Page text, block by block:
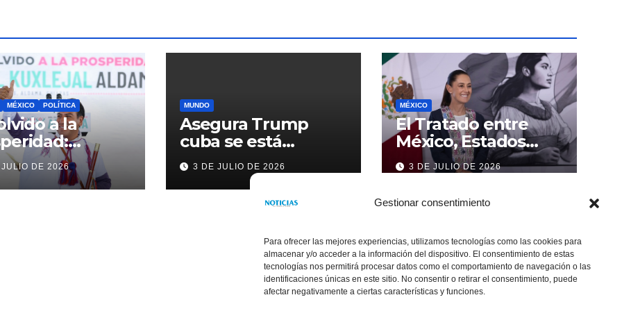
Gestionar consentimiento
Para ofrecer las mejores experiencias, utilizamos tecnologías como las cookies para
almacenar y/o acceder a la información del dispositivo. El consentimiento de estas
tecnologías nos permitirá procesar datos como el comportamiento de navegación o las
identificaciones únicas en este sitio. No consentir o retirar el consentimiento, puede
afectar negativamente a ciertas características y funciones.
MÉXICO POLÍTICA
a la
Ramírez
la
de
DE 2026
MUNDO
Asegura Trump
cuba se está
acercando a
nosotros
3 DE JULIO DE 2026
MÉXICO
El Tratado entre
México, Estados
Unidos y Canadá (T-
MEC) se mantiene
hasta el 2036:
Presidenta Claudia
3 DE JULIO DE 2026